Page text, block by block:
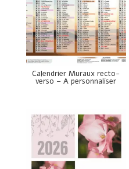
Calendrier Muraux recto-
verso – A personnaliser